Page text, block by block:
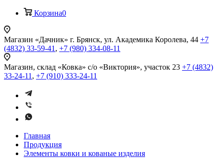
Корзина0
Магазин «Дачник» г. Брянск, ул. Академика Королева, 44 +7
(4832) 33-59-41 , +7 (980) 334-08-11
Магазин, склад «Ковка» с/о «Виктория», участок 23 +7 (4832)
33-24-11 , +7 (910) 333-24-11
Главная
Продукция
Элементы ковки и кованые изделия